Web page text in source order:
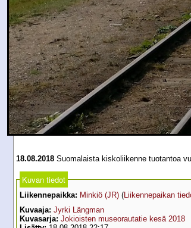
18.08.2018 Suomalaista kiskoliikenne tuotantoa
Kuvan tiedot
Liikennepaikka: Minkiö (JR) (Liikennepaikan
Kuvaaja: Jyrki Längman
Kuvasarja: Jokioisten museorautatie kesä 2018